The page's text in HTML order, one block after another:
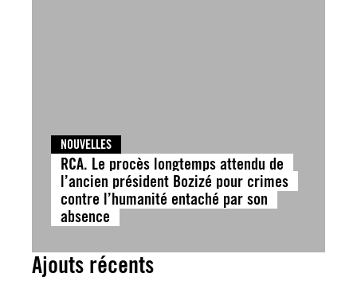
NOUVELLES
RCA. Le procès longtemps attendu de
l’ancien président Bozizé pour crimes
contre l’humanité entaché par son
absence
Ajouts récents